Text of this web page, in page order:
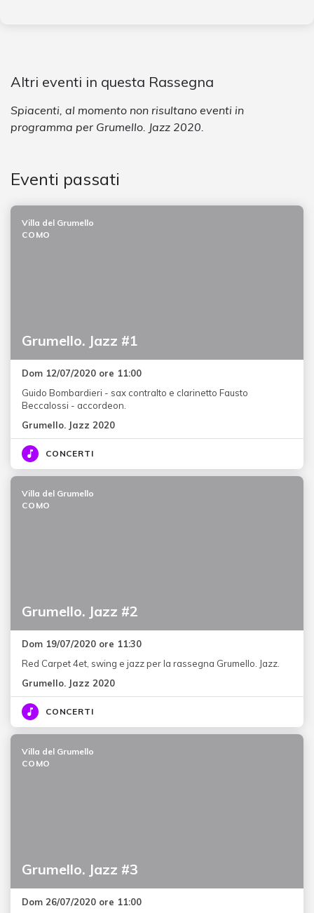
Altri eventi in questa Rassegna
Spiacenti, al momento non risultano eventi in
programma per Grumello. Jazz 2020.
Eventi passati
Grumello. Jazz #1
Villa del Grumello
COMO
Dom 12/07/2020 ore 11:00
Guido Bombardieri - sax contralto e clarinetto Fausto
Beccalossi - accordeon.
Grumello. Jazz 2020
CONCERTI
Grumello. Jazz #2
Villa del Grumello
COMO
Dom 19/07/2020 ore 11:30
Red Carpet 4et, swing e jazz per la rassegna Grumello. Jazz.
Grumello. Jazz 2020
CONCERTI
Grumello. Jazz #3
Villa del Grumello
COMO
Dom 26/07/2020 ore 11:00